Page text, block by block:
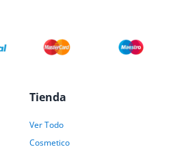
Tienda
Ver Todo
Cosmetico